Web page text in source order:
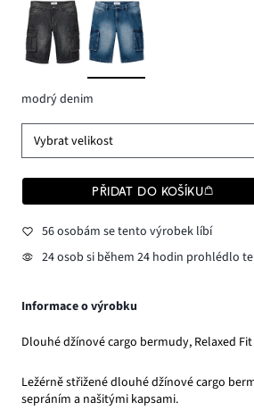
modrý denim
Vybrat velikost
PŘIDAT DO KOŠÍKU
56 osobám se tento výrobek líbí
24 osob si během 24 hodin prohlédlo
Informace o výrobku
Dlouhé džínové cargo bermudy, Relaxed
Ležérně střižené dlouhé džínové cargo
sepráním a našitými kapsami.